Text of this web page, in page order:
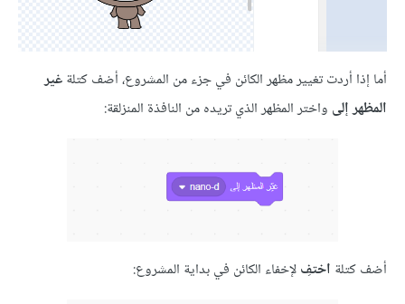
أردت تغيير مظهر الكائن في جزء من المشروع، أضف كتلةغير
واختر المظهر الذي تريده من النافذة المنزلقة:
اختفِلإخفاء الكائن في بداية المشروع: